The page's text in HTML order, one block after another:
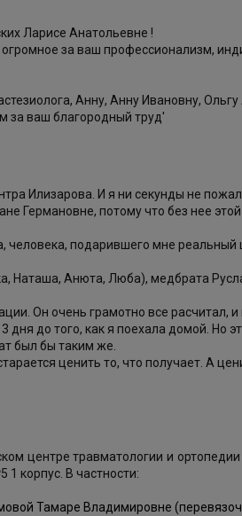
Ларисе Анатольевне !
за ваш профессионализм,
Анну, Анну Ивановну,
за ваш благородный труд'
Илизарова. И я ни секунды не
Германовне, потому что без нее
человека, подарившего мне
Наташа, Анюта, Люба), медбрата
Он очень грамотно все расчитал,
до того, как я поехала домой. Но
был бы таким же.
ценить то, что получает. А
центре травматологии и
корпус. В частности:
Тамаре Владимировне